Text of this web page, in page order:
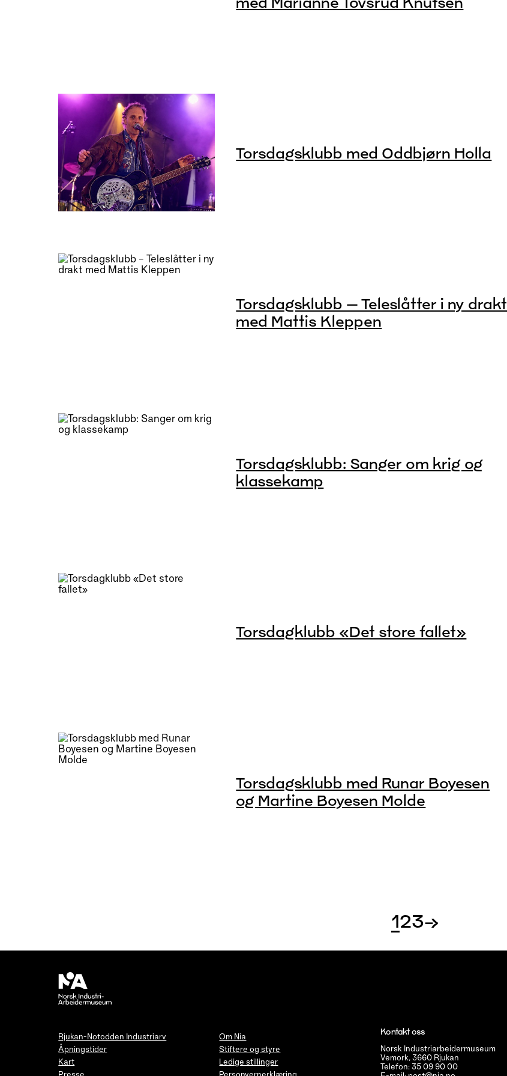
Torsdagsklubb med Oddbjørn Holla
Torsdagsklubb – Teleslåtter i ny drakt
med Mattis Kleppen
Torsdagsklubb: Sanger om krig og
klassekamp
Torsdagklubb «Det store fallet»
Torsdagsklubb med Runar Boyesen
og Martine Boyesen Molde
123→
Rjukan-Notodden Industriarv
Åpningstider
Kart
Om Nia
Stiftere og styre
Ledige stillinger
Kontakt oss
Norsk Industriarbeidermuseum
Vemork, 3660 Rjukan
Telefon: 35 09 90 00